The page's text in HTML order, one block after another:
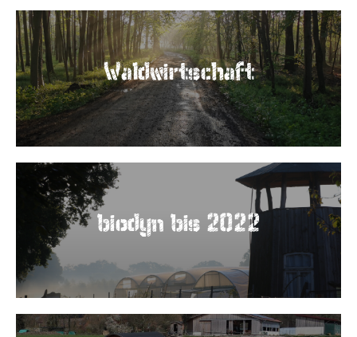
Waldwirtschaft
biodyn bis 2022